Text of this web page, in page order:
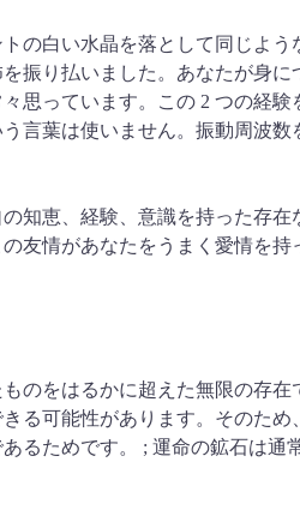
の白い水晶を落として同じよ
振り払いました。あなたが身
思っています。この 2 つの経
言葉は使いません。振動周波
知恵、経験、意識を持った存
友情があなたをうまく愛情を
のをはるかに超えた無限の存
る可能性があります。そのため
るためです。 ; 運命の鉱石は通